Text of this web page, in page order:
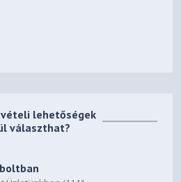
lehetőségek
választhat?